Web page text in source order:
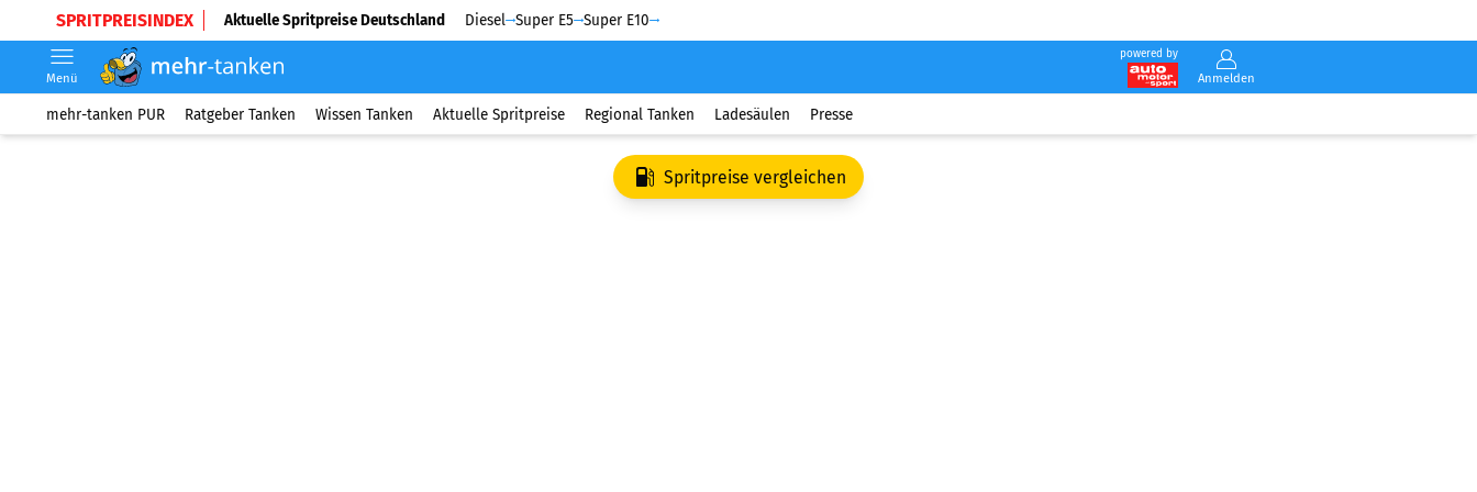
SPRITPREISINDEX Aktuelle Spritpreise Deutschland Diesel Super E5 Super E10
powered by
Anmelden
Menü
mehr-tanken PUR Ratgeber Tanken Wissen Tanken Aktuelle Spritpreise Regional Tanken Ladesäulen Presse
Spritpreise vergleichen